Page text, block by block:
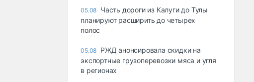
05.08 Часть дороги из Калуги до Тулы
планируют расширить до четырех
полос
05.08 РЖД анонсировала скидки на
экспортные грузоперевозки мяса и угля
в регионах